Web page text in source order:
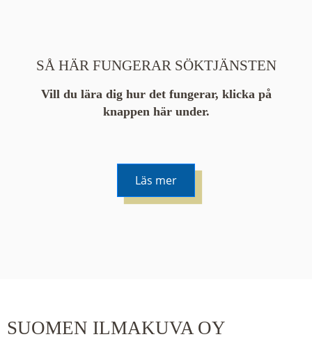
SÅ HÄR FUNGERAR SÖKTJÄNSTEN
Vill du lära dig hur det fungerar, klicka på
knappen här under.
Läs mer
hålla ned ctrl-tangenten och scrolla.
SUOMEN ILMAKUVA OY